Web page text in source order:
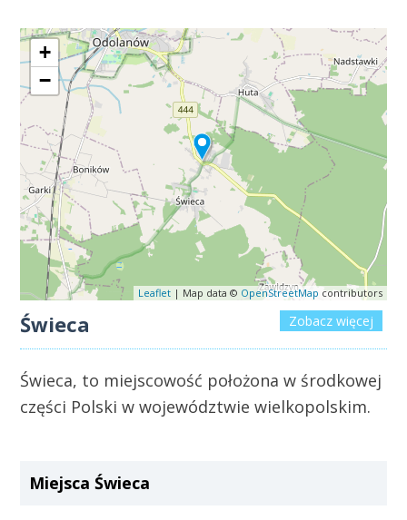
+
−
Leaflet| Map data © OpenStreetMap contributors
Zobacz więcej
Świeca
Świeca, to miejscowość położona w środkowej
części Polski w województwie wielkopolskim.
Miejsca Świeca